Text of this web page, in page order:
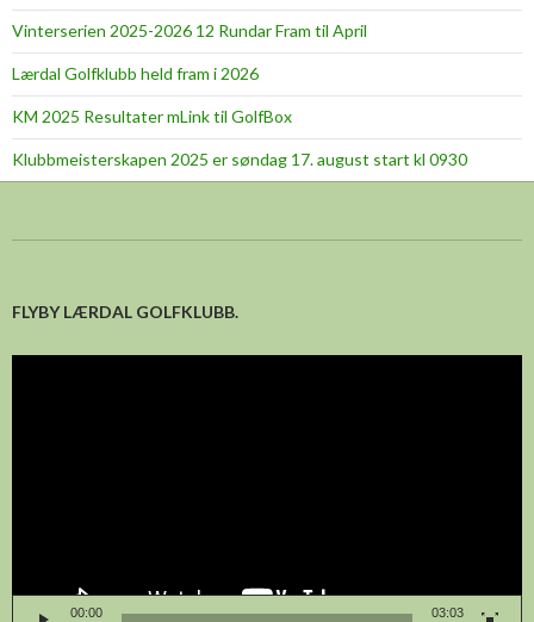
Vinterserien 2025-2026 12 Rundar Fram til April
Lærdal Golfklubb held fram i 2026
KM 2025 Resultater mLink til GolfBox
Klubbmeisterskapen 2025 er søndag 17. august start kl 0930
FLYBY LÆRDAL GOLFKLUBB.
00:00 03:03